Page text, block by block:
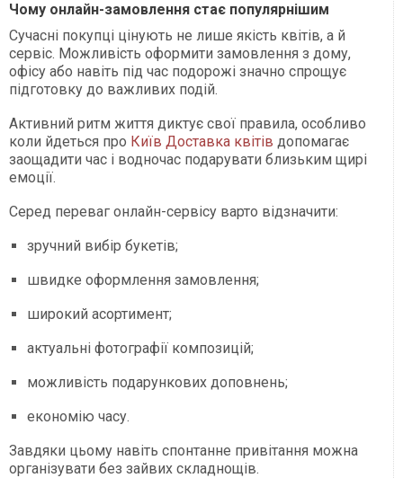
Чому онлайн-замовлення стає популярнішим
Сучасні покупці цінують не лише якість квітів, а й
сервіс. Можливість оформити замовлення з дому,
офісу або навіть під час подорожі значно спрощує
підготовку до важливих подій.
Активний ритм життя диктує свої правила, особливо
коли йдеться про Київ Доставка квітів допомагає
заощадити час і водночас подарувати близьким щирі
емоції.
Серед переваг онлайн-сервісу варто відзначити:
зручний вибір букетів;
швидке оформлення замовлення;
широкий асортимент;
актуальні фотографії композицій;
можливість подарункових доповнень;
економію часу.
Завдяки цьому навіть спонтанне привітання можна
організувати без зайвих складнощів.